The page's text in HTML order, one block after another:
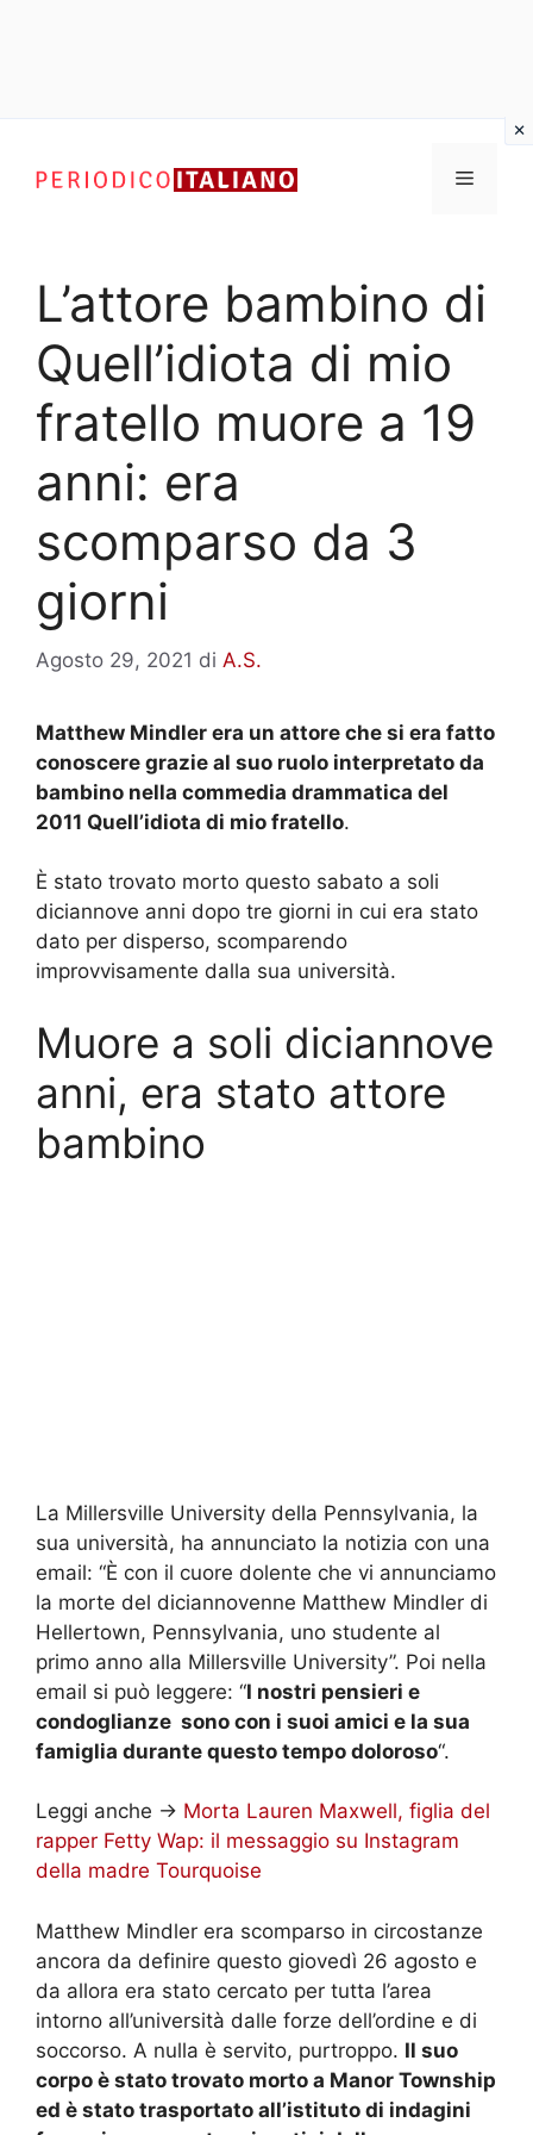
contenuto
Menu
L’attore bambino di
Quell’idiota di mio
fratello muore a 19
anni: era
scomparso da 3
giorni
Agosto 29, 2021 di A.S.
Matthew Mindler era un attore che si era fatto
conoscere grazie al suo ruolo interpretato da
bambino nella commedia drammatica del
2011 Quell’idiota di mio fratello.
È stato trovato morto questo sabato a soli
diciannove anni dopo tre giorni in cui era stato
dato per disperso, scomparendo
improvvisamente dalla sua università.
Muore a soli diciannove
anni, era stato attore
bambino
La Millersville University della Pennsylvania, la
sua università, ha annunciato la notizia con una
email: “È con il cuore dolente che vi annunciamo
la morte del diciannovenne Matthew Mindler di
Hellertown, Pennsylvania, uno studente al
primo anno alla Millersville University”. Poi nella
email si può leggere: “I nostri pensieri e
condoglianze sono con i suoi amici e la sua
famiglia durante questo tempo doloroso“.
Leggi anche -> Morta Lauren Maxwell, figlia del
rapper Fetty Wap: il messaggio su Instagram
della madre Tourquoise
Matthew Mindler era scomparso in circostanze
ancora da definire questo giovedì 26 agosto e
da allora era stato cercato per tutta l’area
intorno all’università dalle forze dell’ordine e di
soccorso. A nulla è servito, purtroppo. Il suo
corpo è stato trovato morto a Manor Township
ed è stato trasportato all’istituto di indagini